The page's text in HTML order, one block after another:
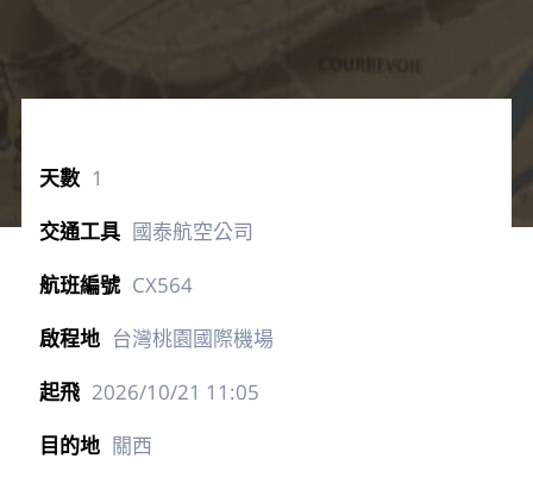
1
國泰航空公司
CX564
台灣桃園國際機場
2026/10/21 11:05
關西